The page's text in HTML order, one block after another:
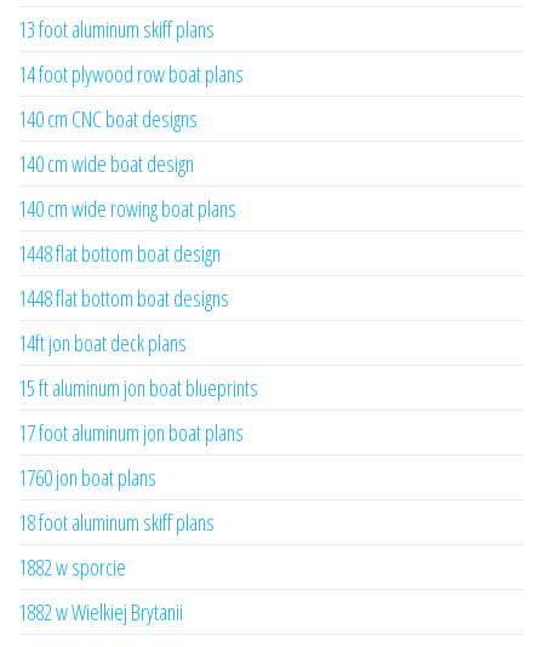
13 foot aluminum skiff plans
14 foot plywood row boat plans
140 cm CNC boat designs
140 cm wide boat design
140 cm wide rowing boat plans
1448 flat bottom boat design
1448 flat bottom boat designs
14ft jon boat deck plans
15 ft aluminum jon boat blueprints
17 foot aluminum jon boat plans
1760 jon boat plans
18 foot aluminum skiff plans
1882 w sporcie
1882 w Wielkiej Brytanii